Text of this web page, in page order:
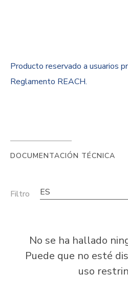
Producto reservado a usuarios
Reglamento REACH.
DOCUMENTACIÓN TÉCNICA
Filtro ES
No se ha hallado
Puede que no esté
uso